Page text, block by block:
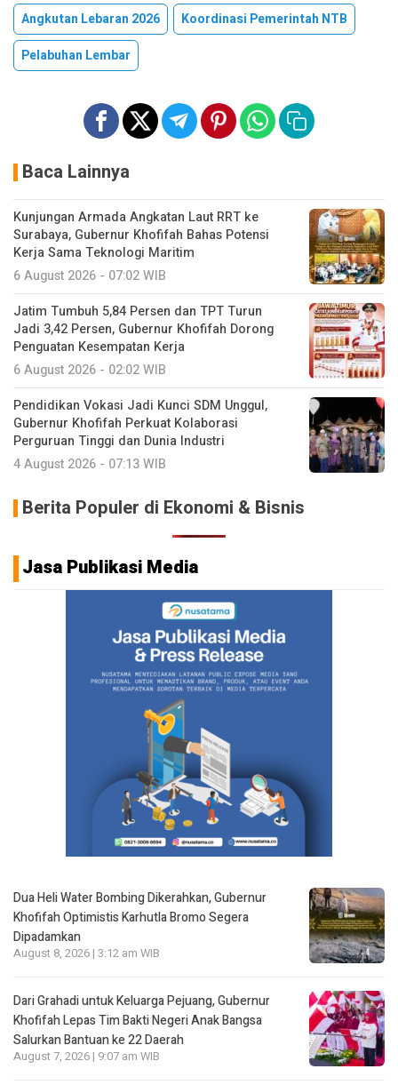
Angkutan Lebaran 2026
Koordinasi Pemerintah NTB
Pelabuhan Lembar
Baca Lainnya
Kunjungan Armada Angkatan Laut RRT ke
Surabaya, Gubernur Khofifah Bahas Potensi
Kerja Sama Teknologi Maritim
6 August 2026 - 07:02 WIB
Jatim Tumbuh 5,84 Persen dan TPT Turun
Jadi 3,42 Persen, Gubernur Khofifah Dorong
Penguatan Kesempatan Kerja
6 August 2026 - 02:02 WIB
Pendidikan Vokasi Jadi Kunci SDM Unggul,
Gubernur Khofifah Perkuat Kolaborasi
Perguruan Tinggi dan Dunia Industri
4 August 2026 - 07:13 WIB
Berita Populer di Ekonomi & Bisnis
Jasa Publikasi Media
Dua Heli Water Bombing Dikerahkan, Gubernur
Khofifah Optimistis Karhutla Bromo Segera
Dipadamkan
August 8, 2026 | 3:12 am WIB
Dari Grahadi untuk Keluarga Pejuang, Gubernur
Khofifah Lepas Tim Bakti Negeri Anak Bangsa
Salurkan Bantuan ke 22 Daerah
August 7, 2026 | 9:07 am WIB